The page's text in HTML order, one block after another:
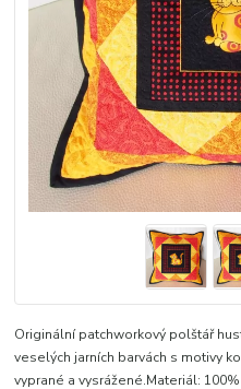
Originální patchworkový polštář
veselých jarních barvách s motivy
vyprané a vysrážené.Materiál: